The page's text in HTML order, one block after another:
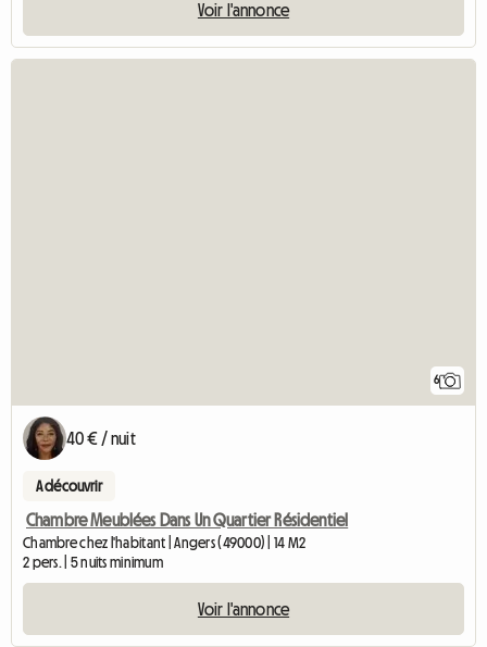
Voir l'annonce
6
40 € / nuit
A découvrir
Chambre Meublées Dans Un Quartier Résidentiel
Chambre chez l'habitant | Angers (49000) | 14 M2
2 pers. | 5 nuits minimum
Voir l'annonce